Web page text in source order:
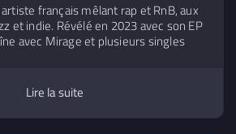
français mêlant rap et RnB, aux
et indie. Révélé en 2023 avec son EP
avec Mirage et plusieurs singles
Lire la suite